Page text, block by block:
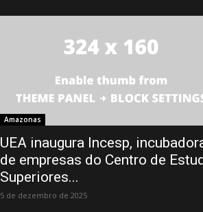
Amazonas
UEA inaugura Incesp,
de empresas do Centro de
Superiores...
5 de dezembro de 2025